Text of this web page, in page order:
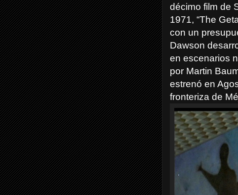
décimo film de
1971, “The
con un
Dawson
en escenarios
por Martin
estrenó en
fronteriza de